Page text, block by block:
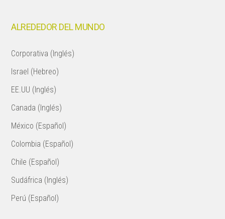
ALREDEDOR DEL MUNDO
Corporativa (Inglés)
Israel (Hebreo)
EE.UU (Inglés)
Canada (Inglés)
México (Español)
Colombia (Español)
Chile (Español)
Sudáfrica (Inglés)
Perú (Español)